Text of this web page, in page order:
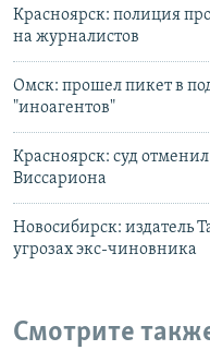
Красноярск: полиция
на журналистов
Омск: прошел пикет в
"иноагентов"
Красноярск: суд
Виссариона
Новосибирск: издатель
угрозах экс-чиновника
Смотрите